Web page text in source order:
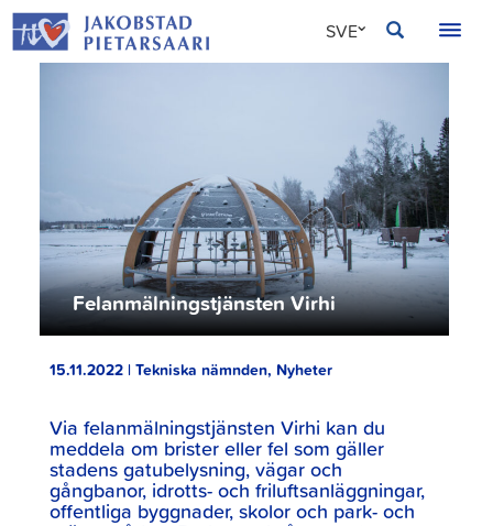
Hoppa
till
innehållet
SVE
Felanmälningstjänsten Virhi
15.11.2022 | Tekniska nämnden, Nyheter
Via felanmälningstjänsten Virhi kan du
meddela om brister eller fel som gäller
stadens gatubelysning, vägar och
gångbanor, idrotts- och friluftsanläggningar,
offentliga byggnader, skolor och park- och